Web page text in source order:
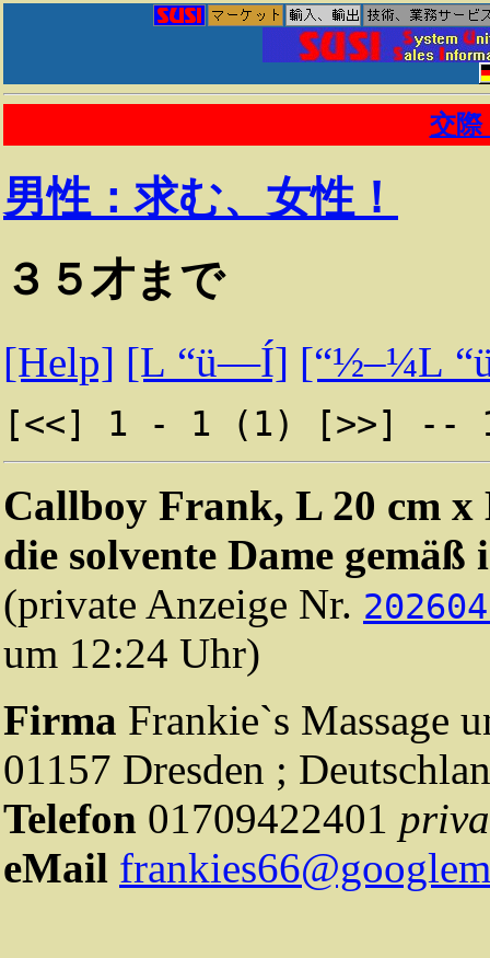
交際
男性：求む、女性！
３５才まで
[Help] [L “ü—Í] [“½–¼L
[<<] 1 - 1 (1) [>>] --
Callboy Frank, L 20 cm x
die solvente Dame
(private Anzeige Nr.
um 12:24 Uhr)
Firma Frankie`s Massage
01157 Dresden ;
Telefon 01709422401
eMail